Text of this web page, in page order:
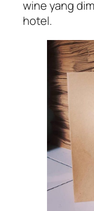
wine yang
hotel.